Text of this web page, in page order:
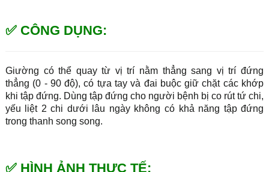
✅ CÔNG DỤNG:
Giường có thể quay từ vị trí nằm thẳng sang vị trí đứng
thẳng (0 - 90 độ), có tựa tay và đai buộc giữ chặt các khớp
khi tập đứng. Dùng tập đứng cho người bệnh bị co rút tứ chi,
yếu liệt 2 chi dưới lâu ngày không có khả năng tập đứng
trong thanh song song.
✅ HÌNH ẢNH THỰC TẾ: